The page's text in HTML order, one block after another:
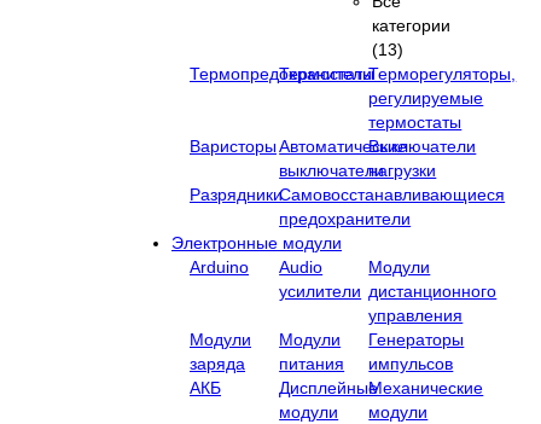
категории
(13)
Термопредохранители
ТермостатыТерморегуляторы,
регулируемые
термостаты
ВаристорыАвтоматические
выключатели
Выключатели
нагрузки
РазрядникиСамовосстанавливающиеся
предохранители
Электронные модули
Arduino
Audio
усилители
Модули
дистанционного
управления
Модули
заряда
АКБ
Модули
питания
Генераторы
импульсов
Дисплейные
модули
Механические
модули